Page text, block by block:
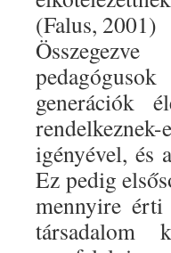
(Falus, 2001)
generációk
igényével, és
Ez pedig
mennyire
társadalom